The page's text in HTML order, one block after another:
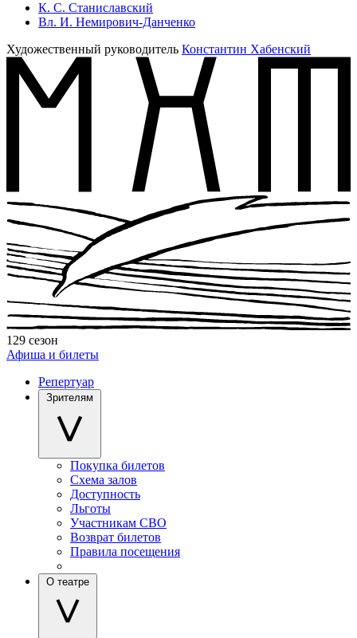
К. С. Станиславский
Вл. И. Немирович-Данченко
Художественный руководитель Константин Хабенский
129 сезон
Афиша и билеты
Репертуар
Зрителям
Покупка билетов
Схема залов
Доступность
Льготы
Участникам СВО
Возврат билетов
Правила посещения
О театре